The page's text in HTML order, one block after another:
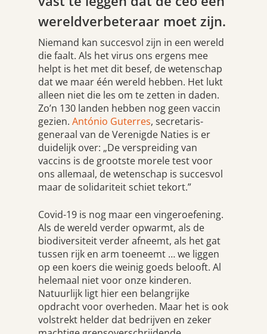
wereldverbeteraar moet zijn.
Niemand kan succesvol zijn in een wereld
die faalt. Als het virus ons ergens mee
helpt is het met dit besef, de wetenschap
dat we maar één wereld hebben. Het lukt
alleen niet die les om te zetten in daden.
Zo’n 130 landen hebben nog geen vaccin
gezien. António Guterres, secretaris-
generaal van de Verenigde Naties is er
duidelijk over: „De verspreiding van
vaccins is de grootste morele test voor
ons allemaal, de wetenschap is succesvol
maar de solidariteit schiet tekort.”
Covid-19 is nog maar een vingeroefening.
Als de wereld verder opwarmt, als de
biodiversiteit verder afneemt, als het gat
tussen rijk en arm toeneemt … we liggen
op een koers die weinig goeds belooft. Al
helemaal niet voor onze kinderen.
Natuurlijk ligt hier een belangrijke
opdracht voor overheden. Maar het is ook
volstrekt helder dat bedrijven en zeker